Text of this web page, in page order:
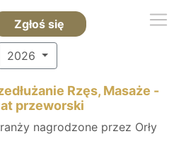
Zgłoś się
2026
Rzęs, Masaże -
przeworski
nagrodzone przez Orły